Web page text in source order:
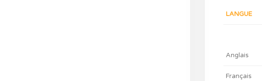
LANGUE
Anglais
Français